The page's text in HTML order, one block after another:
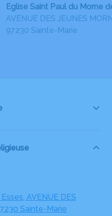
Eglise Saint Paul du Morne
AVENUE DES JEUNES
97230 Sainte-Marie
AVENUE DES
Sainte-Marie